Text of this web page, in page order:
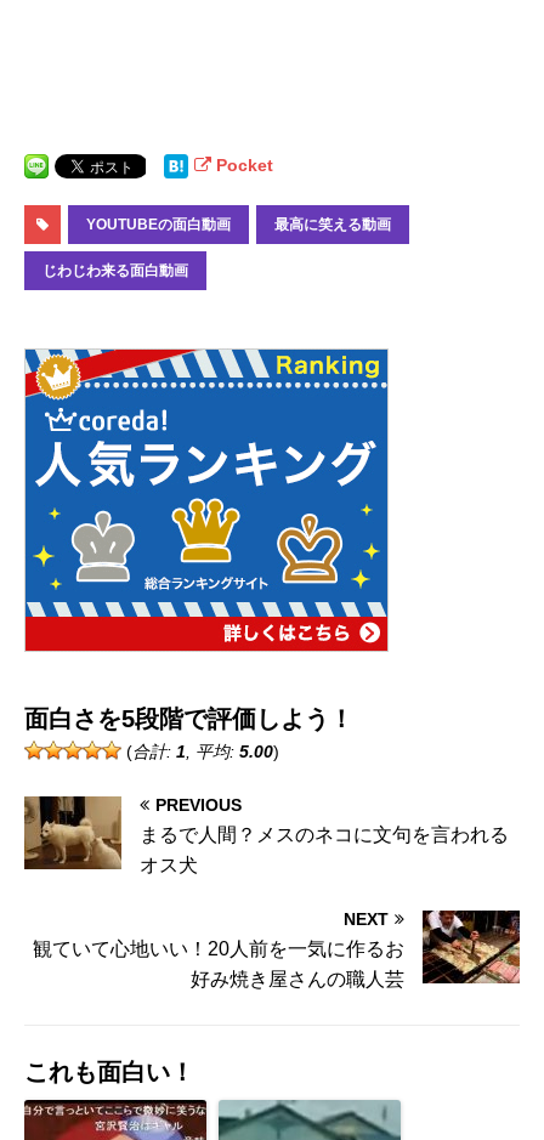
Pocket
YOUTUBEの面白動画 最高に笑える動画
じわじわ来る面白動画
面白さを5段階で評価しよう！
(合計: 1 , 平均: 5.00)
PREVIOUS
まるで人間？メスのネコに文句を言われる
オス犬
NEXT
観ていて心地いい！20人前を一気に作るお
好み焼き屋さんの職人芸
これも面白い！